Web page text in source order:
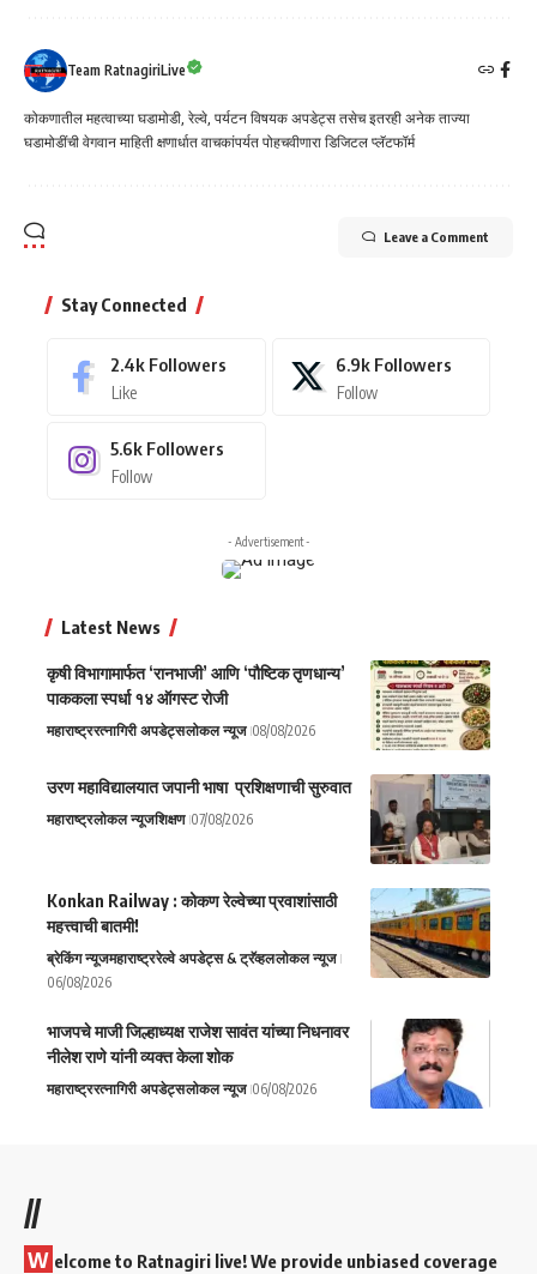
Team RatnagiriLive
कोकणातील महत्वाच्या घडामोडी, रेल्वे, पर्यटन विषयक अपडेट्स तसेच इतरही अनेक ताज्या
घडामोडींची वेगवान माहिती क्षणार्धात वाचकांपर्यत पोहचवीणारा डिजिटल प्लॅटफॉर्म
Leave a Comment
Stay Connected
2.4k Followers
Like
6.9k Followers
Follow
5.6k Followers
Follow
- Advertisement -
Latest News
कृषी विभागामार्फत ‘रानभाजी’ आणि ‘पौष्टिक तृणधान्य’
पाककला स्पर्धा १४ ऑगस्ट रोजी
महाराष्ट्ररत्नागिरी अपडेट्सलोकल न्यूज 08/08/2026
उरण महाविद्यालयात जपानी भाषा प्रशिक्षणाची सुरुवात
महाराष्ट्रलोकल न्यूजशिक्षण 07/08/2026
Konkan Railway : कोकण रेल्वेच्या प्रवाशांसाठी
महत्त्वाची बातमी!
ब्रेकिंग न्यूजमहाराष्ट्ररेल्वे अपडेट्स & ट्रॅव्हललोकल न्यूज
06/08/2026
भाजपचे माजी जिल्हाध्यक्ष राजेश सावंत यांच्या निधनावर
नीलेश राणे यांनी व्यक्त केला शोक
महाराष्ट्ररत्नागिरी अपडेट्सलोकल न्यूज 06/08/2026
//
W elcome to Ratnagiri live! We provide unbiased coverage